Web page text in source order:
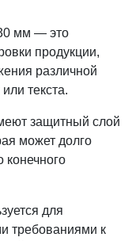
мм — это
продукции,
различной
текста.
защитный слой
может долго
конечного
для
требованиями к